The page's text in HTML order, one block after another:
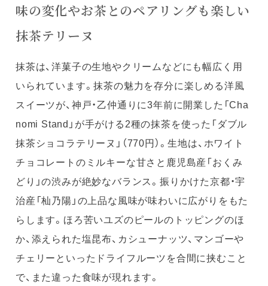
味の変化やお茶とのペアリングも楽しい
抹茶テリーヌ
抹茶は、洋菓子の生地やクリームなどにも幅広く用
いられています。抹茶の魅力を存分に楽しめる洋風
スイーツが、神戸・乙仲通りに3年前に開業した「Cha
nomi Stand」が手がける2種の抹茶を使った「ダブル
抹茶ショコラテリーヌ」（770円）。生地は、ホワイト
チョコレートのミルキーな甘さと鹿児島産「おくみ
どり」の渋みが絶妙なバランス。振りかけた京都・宇
治産「杣乃陽」の上品な風味が味わいに広がりをもた
らします。ほろ苦いユズのピールのトッピングのほ
か、添えられた塩昆布、カシューナッツ、マンゴーや
チェリーといったドライフルーツを合間に挟むこと
で、また違った食味が現れます。